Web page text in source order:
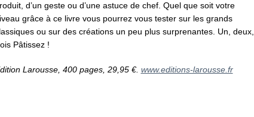
d’un geste ou d’une astuce de chef. Quel que soit votre
grâce à ce livre vous pourrez vous tester sur les grands
ou sur des créations un peu plus surprenantes. Un, deux,
Pâtissez !
Larousse, 400 pages, 29,95 €. www.editions-larousse.fr